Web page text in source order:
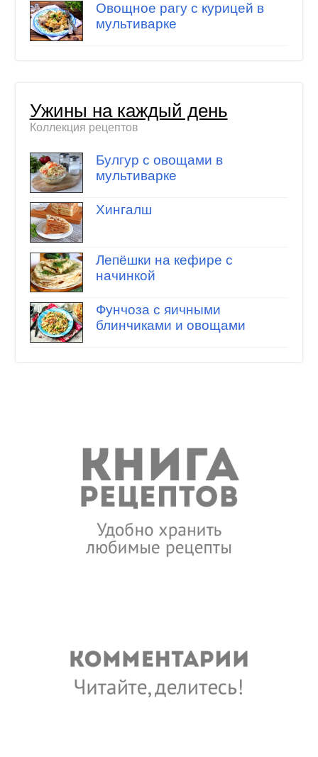
Овощное рагу с курицей в
мультиварке
Ужины на каждый день
Коллекция рецептов
Булгур с овощами в
мультиварке
Хингалш
Лепёшки на кефире с
начинкой
Фунчоза с яичными
блинчиками и овощами